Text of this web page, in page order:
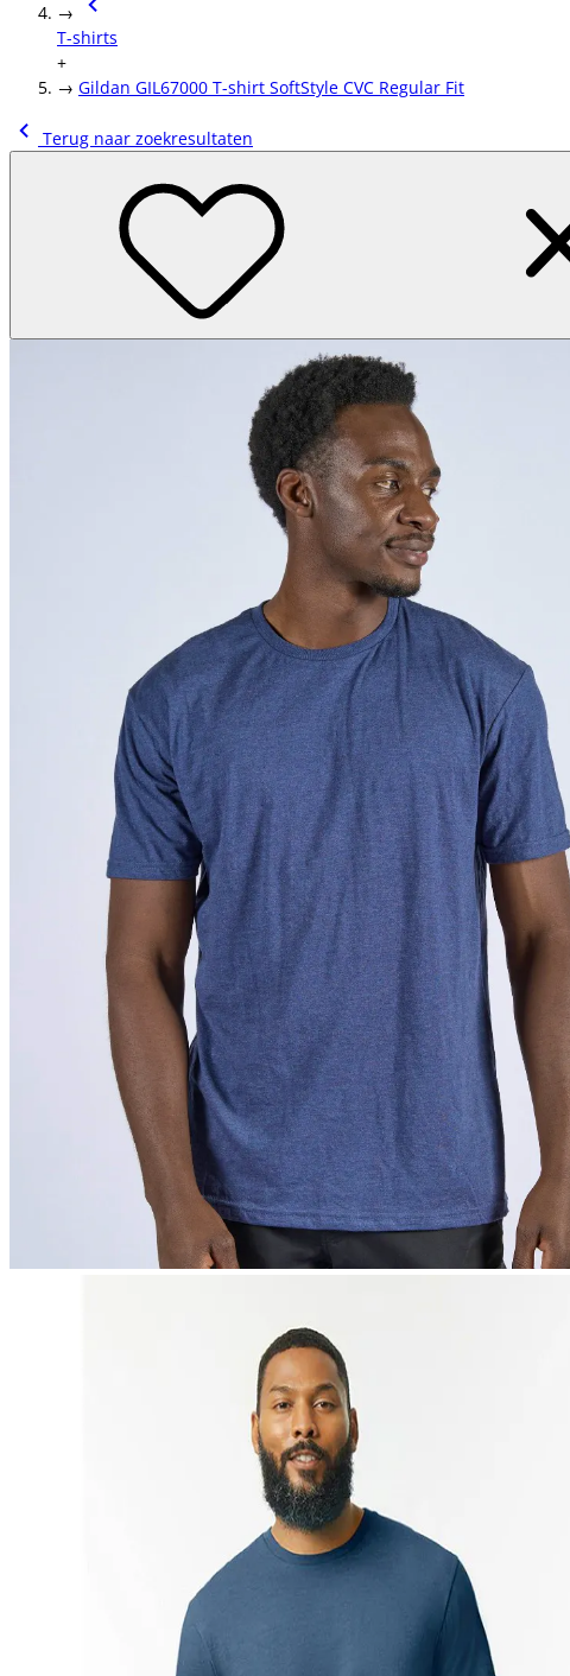
→
T-shirts
+
→ Gildan GIL67000 T-shirt SoftStyle CVC Regular Fit
Terug naar zoekresultaten